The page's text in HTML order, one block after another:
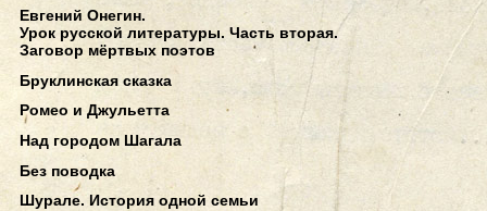
Евгений Онегин.
Урок русской литературы. Часть вторая.
Заговор мёртвых поэтов
Бруклинская сказка
Ромео и Джульетта
Над городом Шагала
Без поводка
Шурале. История одной семьи